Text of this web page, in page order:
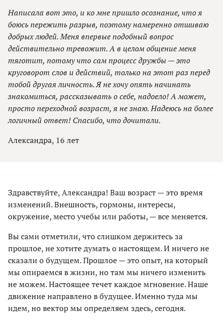
Написала вот это, и ко мне пришло осознание, что я
боюсь пережить разрыв, поэтому намеренно отшиваю
добрых людей. Меня впервые подобный вопрос
действительно тревожит. А в целом общение меня
тяготит, потому что сам процесс дружбы — это
круговорот слов и действий, только на этот раз перед
тобой другая личность. Я не хочу опять начинать
знакомиться, рассказывать о себе, надоело! А может,
просто переходной возраст, я не знаю. Надеюсь на более
логичный ответ! Спасибо, что дочитали.
Александра, 16 лет
Здравствуйте, Александра! Ваш возраст — это время
изменений. Внешность, гормоны, интересы,
окружение, место учебы или работы, — все меняется.
Вы сами отметили, что слишком держитесь за
прошлое, не хотите думать о настоящем. И ничего не
сказали о будущем. Прошлое — это опыт, на который
мы опираемся в жизни, но там мы ничего изменить
не можем. Настоящее течет каждое мгновение. Наше
движение направлено в будущее. Именно туда мы
идем, но вектор мы определяем здесь, сегодня.